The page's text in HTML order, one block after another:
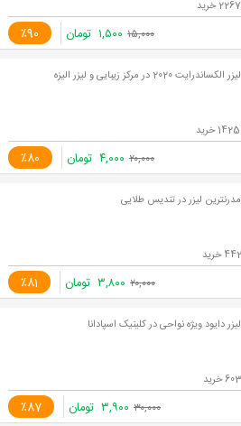
٪90 ۱۵,۰۰۰ ۱,۵۰۰ تومان
لیزر الکساندرایت 2020 در مرکز زیبایی و لیزر الیزه
٪80 ۲۰,۰۰۰ ۴,۰۰۰ تومان
مدرنترین لیزر در تندیس طلایی
٪81 ۲۰,۰۰۰ ۳,۸۰۰ تومان
لیزر دایود ویژه نواحی در کلینیک اسپادانا
٪87 ۳۰,۰۰۰ ۳,۹۰۰ تومان